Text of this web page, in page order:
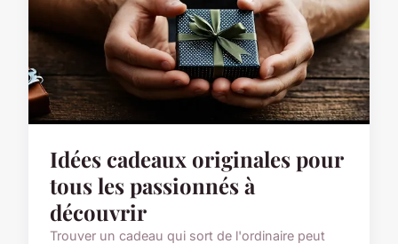
Idées cadeaux originales pour
tous les passionnés à
découvrir
Trouver un cadeau qui sort de l'ordinaire peut